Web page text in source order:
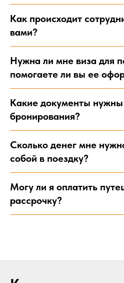
Как происходит
вами?
Нужна ли мне виза для
помогаете ли вы ее
Какие документы нужны
бронирования?
Сколько денег мне
собой в поездку?
Могу ли я оплатить
рассрочку?
ПОДОБРАТЬ ТУР
Осталось
заявку на подбор
Соберем для вас
по самой выгодной цене